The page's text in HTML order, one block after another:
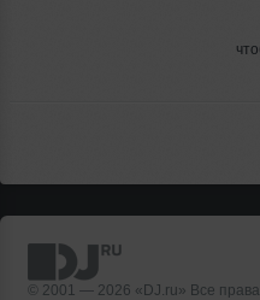
© 2001 — 2026 «DJ.ru» Все